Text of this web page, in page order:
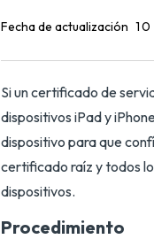
Fecha de actualización
Si un certificado de
dispositivos iPad y
dispositivo para que
certificado raíz y todos
dispositivos.
Procedimiento